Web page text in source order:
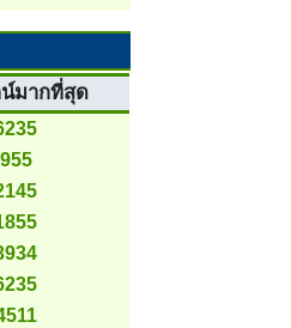
มากที่สุด
955